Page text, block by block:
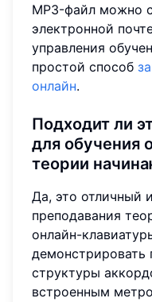
MP3-файл можно
электронной
управления
простой способ
онлайн.
Подходит ли
для обучения
теории
Да, это отличный
преподавания
онлайн-
демонстрировать
структуры
встроенным